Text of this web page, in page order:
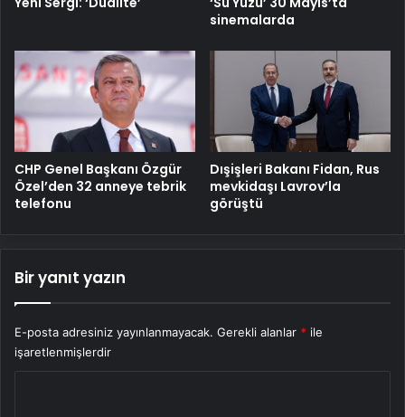
sinemalarda
CHP Genel Başkanı Özgür
Özel’den 32 anneye tebrik
telefonu
Dışişleri Bakanı Fidan, Rus
mevkidaşı Lavrov’la
görüştü
Bir yanıt yazın
E-posta adresiniz yayınlanmayacak. Gerekli alanlar * ile
işaretlenmişlerdir